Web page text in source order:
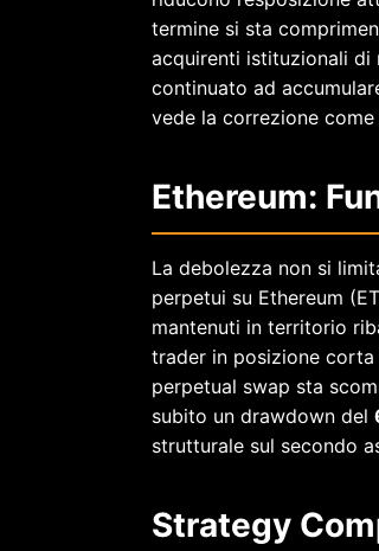
termine si sta
acquirenti istituzionali
continuato ad
vede la correzione
Ethereum:
La debolezza non si
perpetui su Ethereum
mantenuti in territorio
trader in posizione
perpetual swap sta
subito un drawdown del
strutturale sul secondo
Strategy